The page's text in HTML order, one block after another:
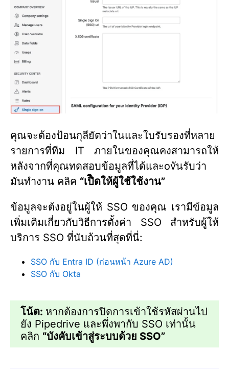
คุณจะต้องป้อนกุลียัตว่าในและใบรับรองที่หลาย
รายการที่ทีม IT ภายในของคุณคงสามารถให้
หลังจากที่คุณทดสอบข้อมูลที่ได้และovันรับว่า
มันทำงาน คลิค “เปืิดให้ผู้ใช้ใช้งาน”
ข้อมูลจะต้งอยู่ในผู้ให้ SSO ของคุณ เรามีข้อมูล
เพิ่มเติมเกี่ยวกับวิธีการตั้งค่า SSO สำหรับผู้ให้
บริการ SSO ที่นับถ้วนที่สุดที่นี่:
SSO กับ Entra ID (ก่อนหน้า Azure AD)
SSO กับ Okta
โน้ต: หากต้องการปิดการเข้าใช้รหัสผ่านไป
ยัง Pipedrive และพึ่งพากับ SSO เท่านั้น
คลิก “บังคับเข้าสู่ระบบด้วย SSO”